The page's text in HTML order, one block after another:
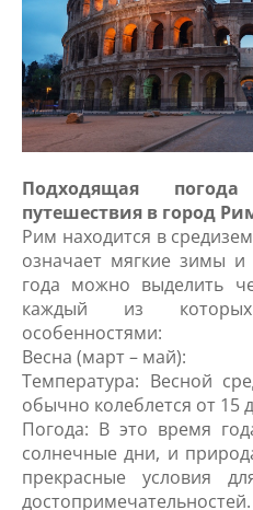
Подходящая
путешествия в город
Рим находится в
означает мягкие зимы
года можно выделить
каждый из
особенностями:
Весна (март – май):
Температура: Весной
обычно колеблется от 15
Погода: В это время
солнечные дни, и
прекрасные условия
достопримечательностей.